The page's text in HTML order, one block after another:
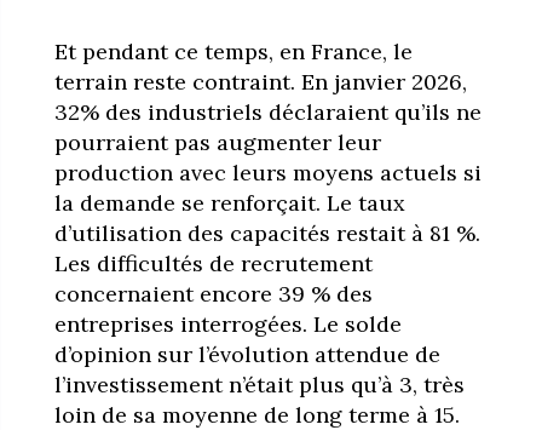
Et pendant ce temps, en France, le
terrain reste contraint. En janvier 2026,
32% des industriels déclaraient qu’ils ne
pourraient pas augmenter leur
production avec leurs moyens actuels si
la demande se renforçait. Le taux
d’utilisation des capacités restait à 81 %.
Les difficultés de recrutement
concernaient encore 39 % des
entreprises interrogées. Le solde
d’opinion sur l’évolution attendue de
l’investissement n’était plus qu’à 3, très
loin de sa moyenne de long terme à 15.